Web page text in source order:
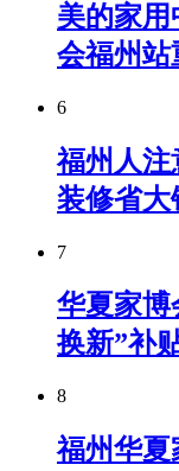
美的家
会福州站
6
福州人注
装修省大
7
华夏家博
换新”补
8
福州华夏